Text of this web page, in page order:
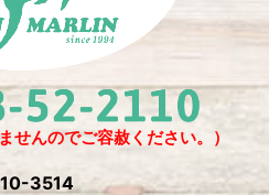
年12月
(1)
11月
10月(1)
年9月(5)
せんのでご容赦ください。）
3514